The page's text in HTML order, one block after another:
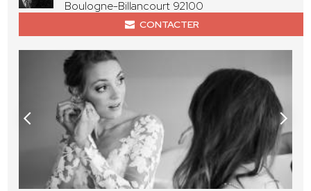
Boulogne-Billancourt 92100
CONTACTER